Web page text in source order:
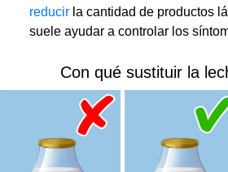
reducir la cantidad de productos
suele ayudar a controlar los
Con qué sustituir la